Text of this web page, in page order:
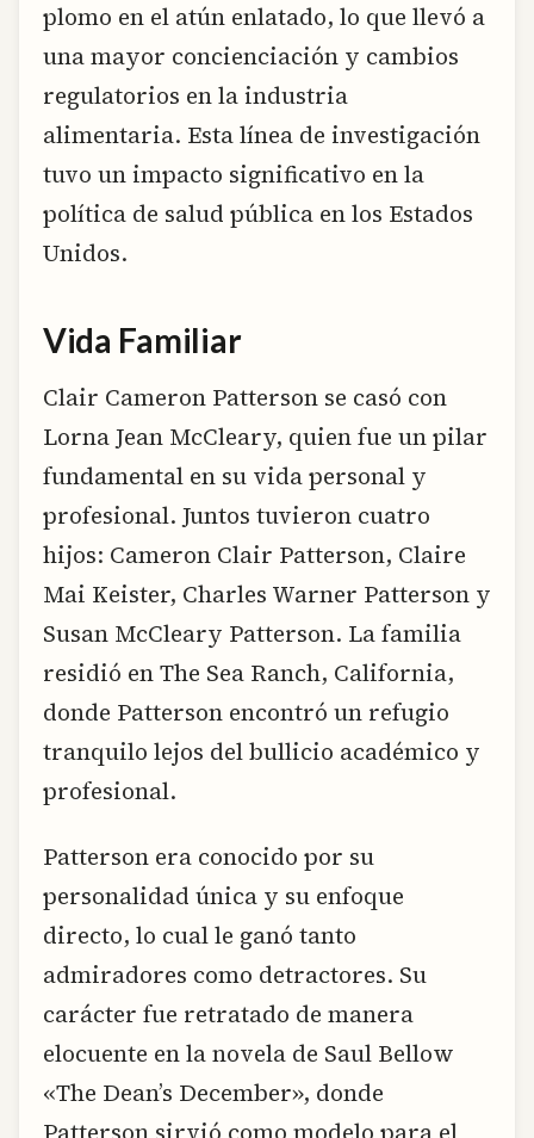
plomo en el atún enlatado, lo que llevó a
una mayor concienciación y cambios
regulatorios en la industria
alimentaria. Esta línea de investigación
tuvo un impacto significativo en la
política de salud pública en los Estados
Unidos.
Vida Familiar
Clair Cameron Patterson se casó con
Lorna Jean McCleary, quien fue un pilar
fundamental en su vida personal y
profesional. Juntos tuvieron cuatro
hijos: Cameron Clair Patterson, Claire
Mai Keister, Charles Warner Patterson y
Susan McCleary Patterson. La familia
residió en The Sea Ranch, California,
donde Patterson encontró un refugio
tranquilo lejos del bullicio académico y
profesional.
Patterson era conocido por su
personalidad única y su enfoque
directo, lo cual le ganó tanto
admiradores como detractores. Su
carácter fue retratado de manera
elocuente en la novela de Saul Bellow
«The Dean’s December», donde